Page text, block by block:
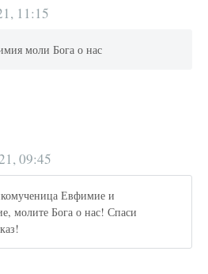
11:15
моли Бога о нас
09:45
Евфимие и
молите Бога о нас! Спаси